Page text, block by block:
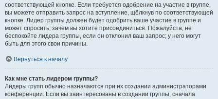
соответствующей кнопке. Если требуется одобрение на участие в группе,
вы можете отправить запрос на вступление, щёлкнув по соответствующей
кнопке. Лидер группы должен будет одобрить ваше участие в группе и
может спросить, зачем вы хотите присоединиться. Пожалуйста, не
беспокойте лидера группы, если он отклонил ваш запрос; у него могут
быть для этого свои причины.
Вернуться к началу
Как мне стать лидером группы?
Лидеры групп обычно назначаются при их создании администраторами
конференции. Если вы заинтересованы в создании группы, сначала